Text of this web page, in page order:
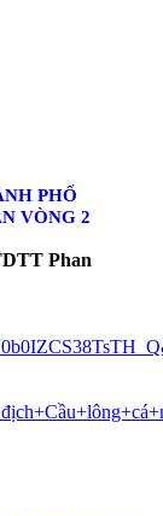
PHỐ
VÒNG 2
Phan